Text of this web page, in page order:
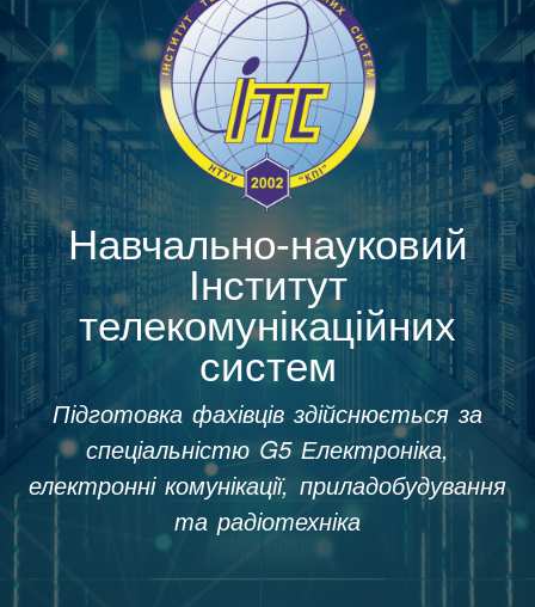
користувача
Навчально-науковий
Інститут
телекомунікаційних
систем
Підготовка фахівців здійснюється за
спеціальністю G5 Електроніка,
електронні комунікації, приладобудування
та радіотехніка